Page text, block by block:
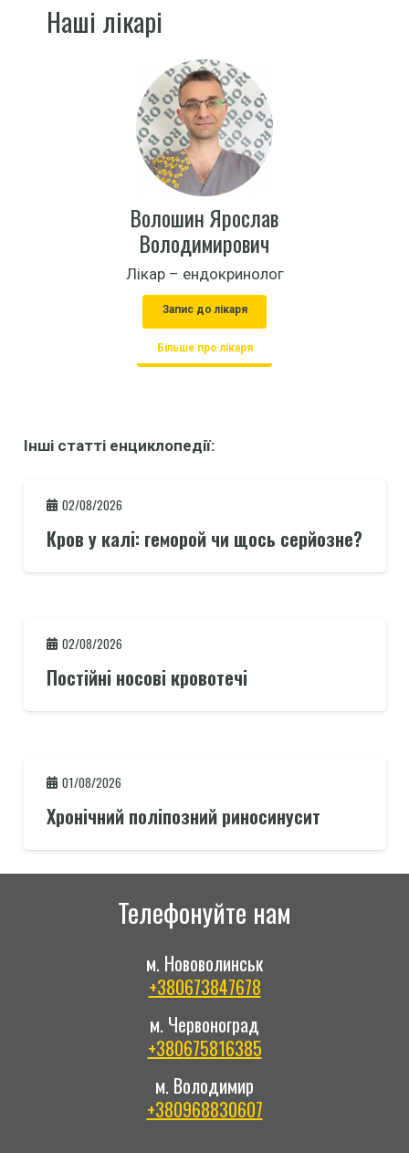
Наші лікарі
Волошин Ярослав
Володимирович
Лікар – ендокринолог
Запис до лікаря
Більше про лікаря
Інші статті енциклопедії:
02/08/2026
Кров у калі: геморой чи щось серйозне?
02/08/2026
Постійні носові кровотечі
01/08/2026
Хронічний поліпозний риносинусит
Телефонуйте нам
м. Нововолинськ
+380673847678
м. Червоноград
+380675816385
м. Володимир
+380968830607